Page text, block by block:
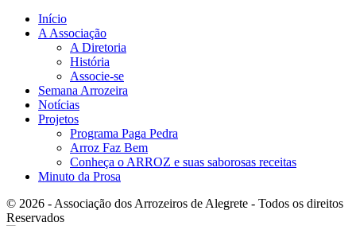
Início
A Associação
A Diretoria
História
Associe-se
Semana Arrozeira
Notícias
Projetos
Programa Paga Pedra
Arroz Faz Bem
Conheça o ARROZ e suas saborosas receitas
Minuto da Prosa
© 2026 - Associação dos Arrozeiros de Alegrete - Todos os direitos
Reservados